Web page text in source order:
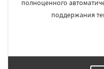
полноценного
поддержания